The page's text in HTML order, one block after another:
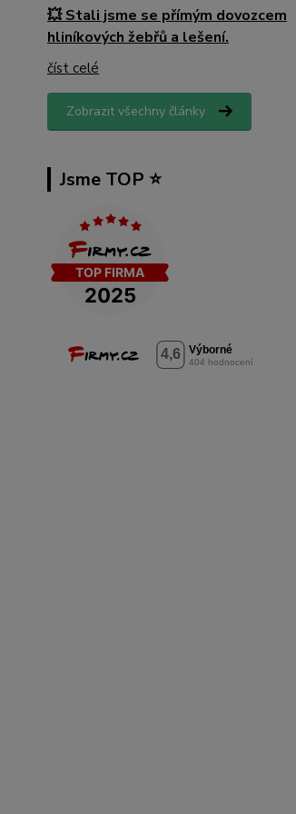
💥 Stali jsme se přímým dovozcem
hliníkových žebřů a lešení.
číst celé
Zobrazit všechny články
Jsme TOP ⭐️